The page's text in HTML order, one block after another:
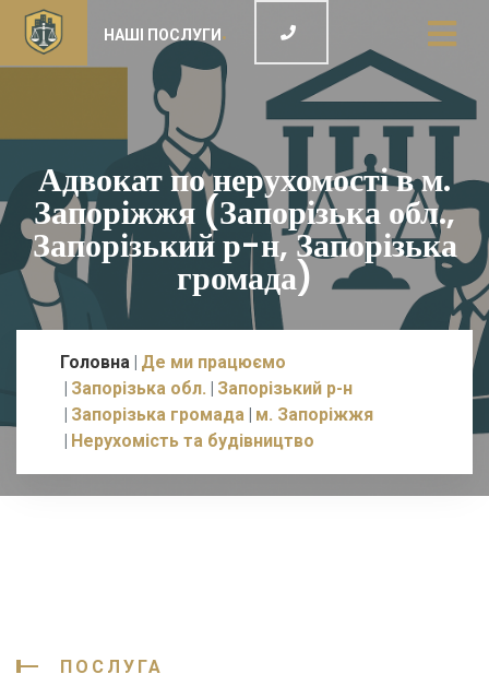
НАШІ ПОСЛУГИ
Адвокат по нерухомості в м.
Запоріжжя (Запорізька обл.,
Запорізький р-н, Запорізька
громада)
Головна Де ми працюємо
Запорізька обл.
Запорізький р-н
Запорізька громада м. Запоріжжя
Нерухомість та будівництво
ПОСЛУГА